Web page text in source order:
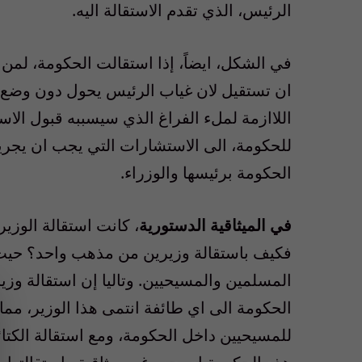
الرئيس، الذي تقدم الاستقالة اليه.
في الشكل، ايضاً، إذا استقالت الحكومة، لمن
ان تستقيل لان غياب الرئيس يحول دون وضع
اللاازمة لملء الفراغ الذي سيسببه قبول
للحكومة، الى الاستشارات التي يجب ان
الحكومة برئيسها والوزراء.
في الميثاقية الدستورية، كانت استقالة
فكيف باستقالة وزيرين من مذهب واحد؟
المسلمين والمسيحيين. وتاليا إن استقالة
الحكومة الى اي طائفة انتمى هذا الوزير،
للمسيحيين داخل الحكومة، ومع استقالة